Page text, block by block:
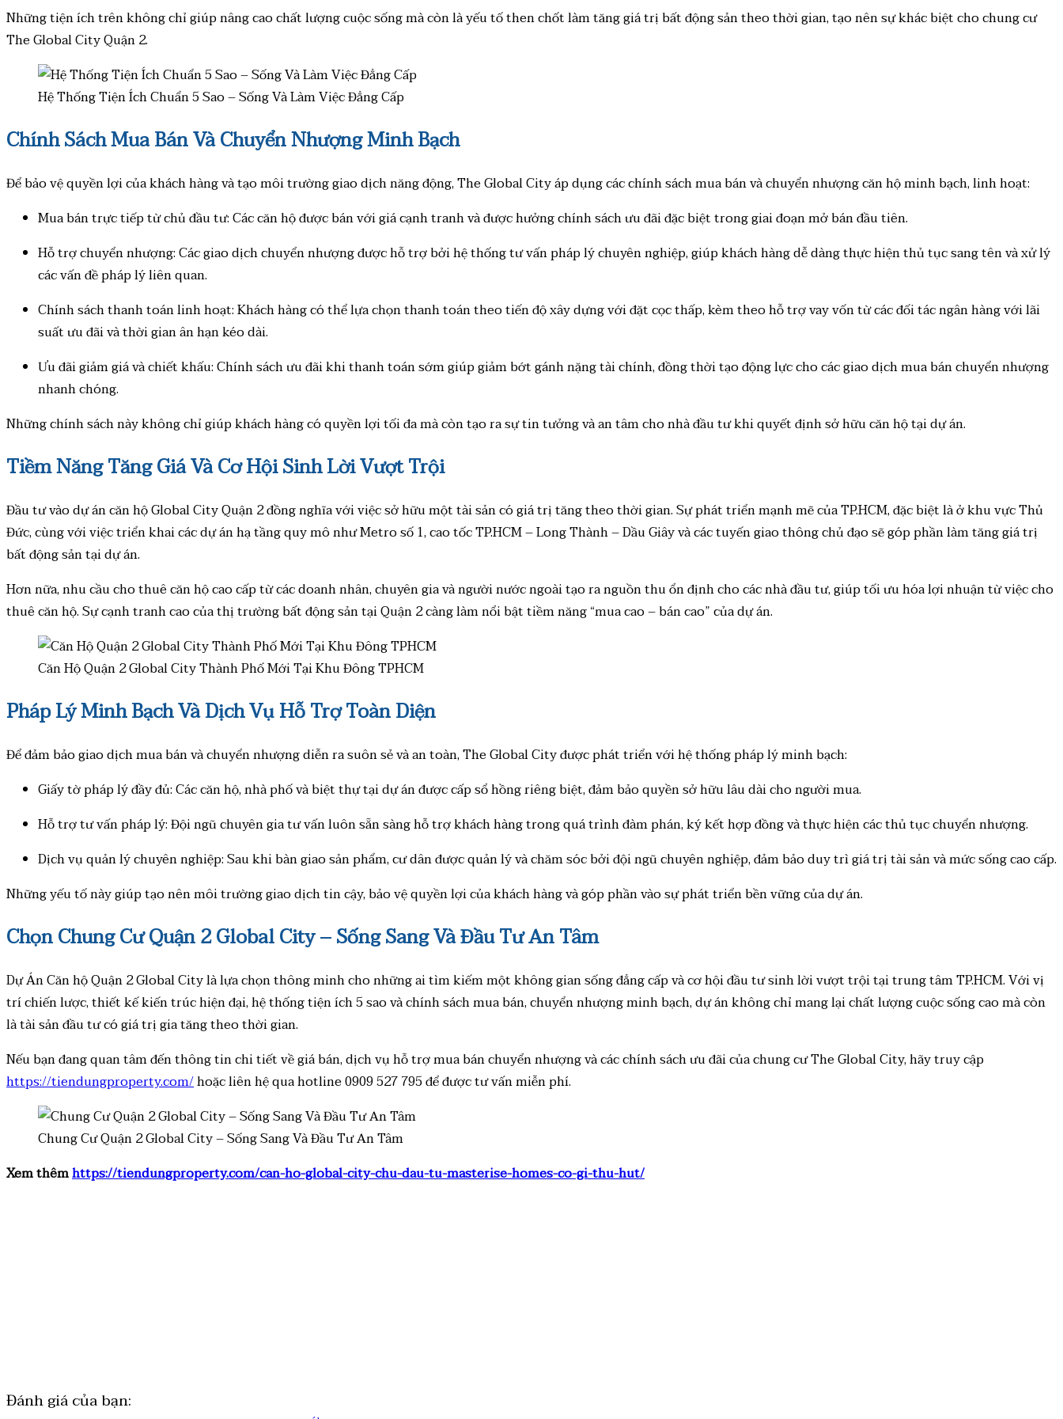
Những tiện ích trên không chỉ giúp nâng cao chất lượng cuộc sống mà còn là yếu tố then chốt làm tăng giá trị bất động sản theo thời gian, tạo nên sự khác biệt cho chung cư
The Global City Quận 2.
Hệ Thống Tiện Ích Chuẩn 5 Sao – Sống Và Làm Việc Đẳng Cấp
Chính Sách Mua Bán Và Chuyển Nhượng Minh Bạch
Để bảo vệ quyền lợi của khách hàng và tạo môi trường giao dịch năng động, The Global City áp dụng các chính sách mua bán và chuyển nhượng căn hộ minh bạch, linh hoạt:
Mua bán trực tiếp từ chủ đầu tư: Các căn hộ được bán với giá cạnh tranh và được hưởng chính sách ưu đãi đặc biệt trong giai đoạn mở bán đầu tiên.
Hỗ trợ chuyển nhượng: Các giao dịch chuyển nhượng được hỗ trợ bởi hệ thống tư vấn pháp lý chuyên nghiệp, giúp khách hàng dễ dàng thực hiện thủ tục sang tên và xử lý
các vấn đề pháp lý liên quan.
Chính sách thanh toán linh hoạt: Khách hàng có thể lựa chọn thanh toán theo tiến độ xây dựng với đặt cọc thấp, kèm theo hỗ trợ vay vốn từ các đối tác ngân hàng với lãi
suất ưu đãi và thời gian ân hạn kéo dài.
Ưu đãi giảm giá và chiết khấu: Chính sách ưu đãi khi thanh toán sớm giúp giảm bớt gánh nặng tài chính, đồng thời tạo động lực cho các giao dịch mua bán chuyển nhượng
nhanh chóng.
Những chính sách này không chỉ giúp khách hàng có quyền lợi tối đa mà còn tạo ra sự tin tưởng và an tâm cho nhà đầu tư khi quyết định sở hữu căn hộ tại dự án.
Tiềm Năng Tăng Giá Và Cơ Hội Sinh Lời Vượt Trội
Đầu tư vào dự án căn hộ Global City Quận 2 đồng nghĩa với việc sở hữu một tài sản có giá trị tăng theo thời gian. Sự phát triển mạnh mẽ của TP.HCM, đặc biệt là ở khu vực Thủ
Đức, cùng với việc triển khai các dự án hạ tầng quy mô như Metro số 1, cao tốc TP.HCM – Long Thành – Dầu Giây và các tuyến giao thông chủ đạo sẽ góp phần làm tăng giá trị
bất động sản tại dự án.
Hơn nữa, nhu cầu cho thuê căn hộ cao cấp từ các doanh nhân, chuyên gia và người nước ngoài tạo ra nguồn thu ổn định cho các nhà đầu tư, giúp tối ưu hóa lợi nhuận từ việc cho
thuê căn hộ. Sự cạnh tranh cao của thị trường bất động sản tại Quận 2 càng làm nổi bật tiềm năng “mua cao – bán cao” của dự án.
Căn Hộ Quận 2 Global City Thành Phố Mới Tại Khu Đông TPHCM
Pháp Lý Minh Bạch Và Dịch Vụ Hỗ Trợ Toàn Diện
Để đảm bảo giao dịch mua bán và chuyển nhượng diễn ra suôn sẻ và an toàn, The Global City được phát triển với hệ thống pháp lý minh bạch:
Giấy tờ pháp lý đầy đủ: Các căn hộ, nhà phố và biệt thự tại dự án được cấp sổ hồng riêng biệt, đảm bảo quyền sở hữu lâu dài cho người mua.
Hỗ trợ tư vấn pháp lý: Đội ngũ chuyên gia tư vấn luôn sẵn sàng hỗ trợ khách hàng trong quá trình đàm phán, ký kết hợp đồng và thực hiện các thủ tục chuyển nhượng.
Dịch vụ quản lý chuyên nghiệp: Sau khi bàn giao sản phẩm, cư dân được quản lý và chăm sóc bởi đội ngũ chuyên nghiệp, đảm bảo duy trì giá trị tài sản và mức sống cao cấp.
Những yếu tố này giúp tạo nên môi trường giao dịch tin cậy, bảo vệ quyền lợi của khách hàng và góp phần vào sự phát triển bền vững của dự án.
Chọn Chung Cư Quận 2 Global City – Sống Sang Và Đầu Tư An Tâm
Dự Án Căn hộ Quận 2 Global City là lựa chọn thông minh cho những ai tìm kiếm một không gian sống đẳng cấp và cơ hội đầu tư sinh lời vượt trội tại trung tâm TP.HCM. Với vị
trí chiến lược, thiết kế kiến trúc hiện đại, hệ thống tiện ích 5 sao và chính sách mua bán, chuyển nhượng minh bạch, dự án không chỉ mang lại chất lượng cuộc sống cao mà còn
là tài sản đầu tư có giá trị gia tăng theo thời gian.
Nếu bạn đang quan tâm đến thông tin chi tiết về giá bán, dịch vụ hỗ trợ mua bán chuyển nhượng và các chính sách ưu đãi của chung cư The Global City, hãy truy cập
https://tiendungproperty.com/hoặc liên hệ qua hotline 0909 527 795 để được tư vấn miễn phí.
Chung Cư Quận 2 Global City – Sống Sang Và Đầu Tư An Tâm
Xem thêmhttps://tiendungproperty.com/can-ho-global-city-chu-dau-tu-masterise-homes-co-gi-thu-hut/
Đánh giá của bạn: